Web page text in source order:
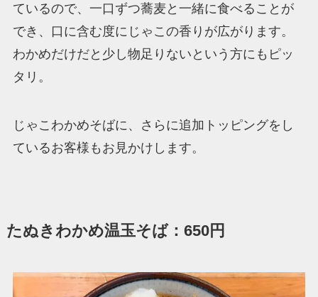
ているので、一口ずつ蕎麦と一緒に食べることが
でき、口に含む度にじゃこの香りが広がります。
わかめだけだと少し物足りないという方にもピッ
タリ。
じゃこわかめそばに、さらに追加トッピングをし
ているお客様もお見かけします。
たぬきわかめ温玉そば：650円